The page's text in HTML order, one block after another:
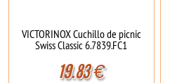
VICTORINOX Cuchillo de picnic
Swiss Classic 6.7839.FC1
19.83€